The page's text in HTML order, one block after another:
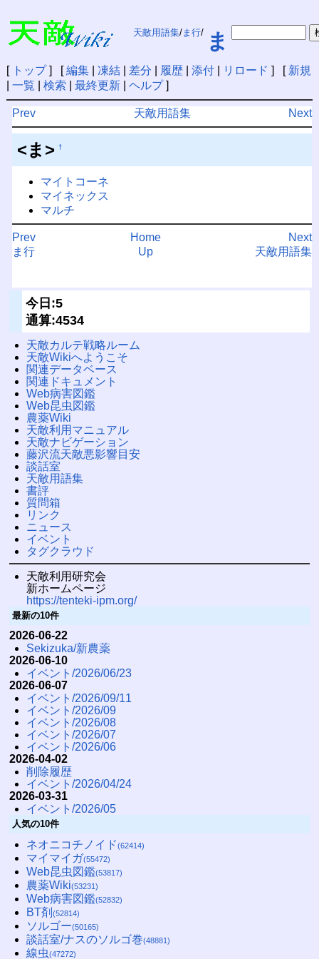
天敵用語集/ま行/ ま
[ トップ] [編集| 凍結| 差分 履歴| 添付| リロード ] [ 新規
一覧 検索 最終更新| ヘルプ]
Prev Next
天敵用語集
<ま> †
マイトコーネ
マイネックス
マルチ
Prev
ま行
Next
天敵用語集
Home
Up
今日:5
通算:4534
天敵カルテ戦略ルーム
天敵Wikiへようこそ
関連データベース
関連ドキュメント
Web病害図鑑
Web昆虫図鑑
農薬Wiki
天敵利用マニュアル
天敵ナビゲーション
藤沢流天敵悪影響目安
談話室
天敵用語集
書評
質問箱
リンク
ニュース
イベント
タグクラウド
天敵利用研究会
新ホームページ
https://tenteki-ipm.org/
最新の10件
2026-06-22
Sekizuka/新農薬
2026-06-10
イベント/2026/06/23
2026-06-07
イベント/2026/09/11
イベント/2026/09
イベント/2026/08
イベント/2026/07
イベント/2026/06
2026-04-02
削除履歴
イベント/2026/04/24
2026-03-31
イベント/2026/05
人気の10件
ネオニコチノイド(62414)
マイマイガ(55472)
Web昆虫図鑑(53817)
農薬Wiki(53231)
Web病害図鑑(52832)
BT剤 (52814)
ソルゴー(50165)
談話室/ナスのソルゴ巻(48881)
線虫(47272)